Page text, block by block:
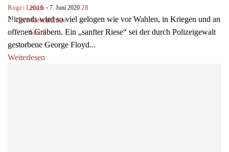
2016
Irre Geschichten
Satire
Roger Letsch - 7. Juni 2020 28
Nirgends wird so viel gelogen wie vor Wahlen, in Kriegen und an
offenen Gräbern. Ein „sanfter Riese“ sei der durch Polizeigewalt
gestorbene George Floyd...
Weiterlesen